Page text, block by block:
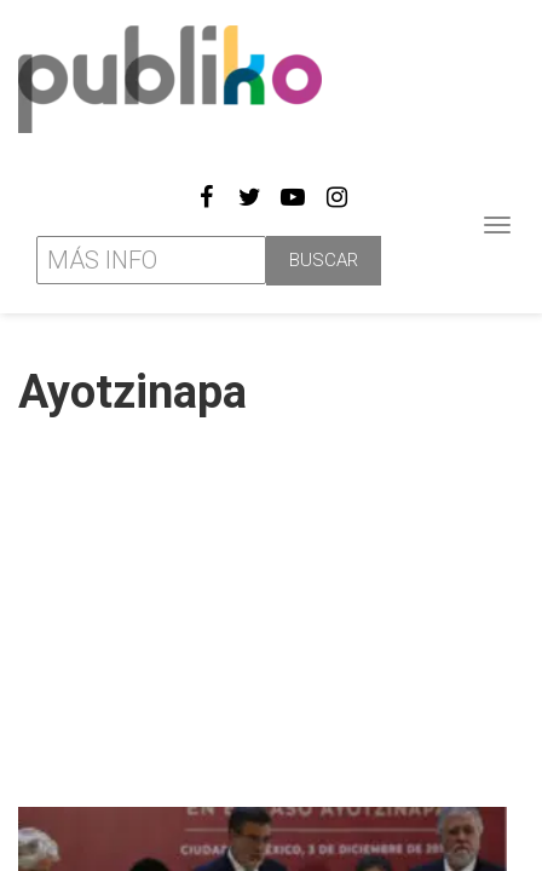
Ayotzinapa